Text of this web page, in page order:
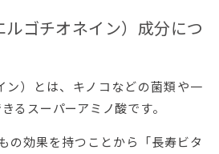
ルゴチオネイン）成分につ
ン）とは、キノコなどの菌類や一
るスーパーアミノ酸です。
の効果を持つことから「長寿ビタ